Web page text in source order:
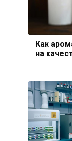
Как
на